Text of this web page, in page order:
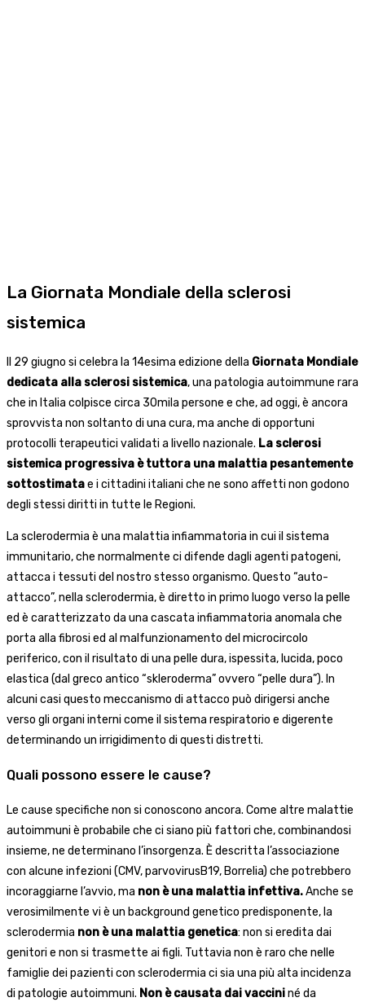
La Giornata Mondiale della sclerosi
sistemica
Il 29 giugno si celebra la 14esima edizione della Giornata Mondiale
dedicata alla sclerosi sistemica, una patologia autoimmune rara
che in Italia colpisce circa 30mila persone e che, ad oggi, è ancora
sprovvista non soltanto di una cura, ma anche di opportuni
protocolli terapeutici validati a livello nazionale. La sclerosi
sistemica progressiva è tuttora una malattia pesantemente
sottostimatae i cittadini italiani che ne sono affetti non godono
degli stessi diritti in tutte le Regioni.
La sclerodermia è una malattia infiammatoria in cui il sistema
immunitario, che normalmente ci difende dagli agenti patogeni,
attacca i tessuti del nostro stesso organismo. Questo “auto-
attacco”, nella sclerodermia, è diretto in primo luogo verso la pelle
ed è caratterizzato da una cascata infiammatoria anomala che
porta alla fibrosi ed al malfunzionamento del microcircolo
periferico, con il risultato di una pelle dura, ispessita, lucida, poco
elastica (dal greco antico “skleroderma” ovvero “pelle dura”). In
alcuni casi questo meccanismo di attacco può dirigersi anche
verso gli organi interni come il sistema respiratorio e digerente
determinando un irrigidimento di questi distretti.
Quali possono essere le cause?
Le cause specifiche non si conoscono ancora. Come altre malattie
autoimmuni è probabile che ci siano più fattori che, combinandosi
insieme, ne determinano l’insorgenza. È descritta l’associazione
con alcune infezioni (CMV, parvovirusB19, Borrelia) che potrebbero
incoraggiarne l’avvio, ma non è una malattia infettiva.Anche se
verosimilmente vi è un background genetico predisponente, la
sclerodermia non è una malattia genetica: non si eredita dai
genitori e non si trasmette ai figli. Tuttavia non è raro che nelle
famiglie dei pazienti con sclerodermia ci sia una più alta incidenza
di patologie autoimmuni. Non è causata dai vaccininé da